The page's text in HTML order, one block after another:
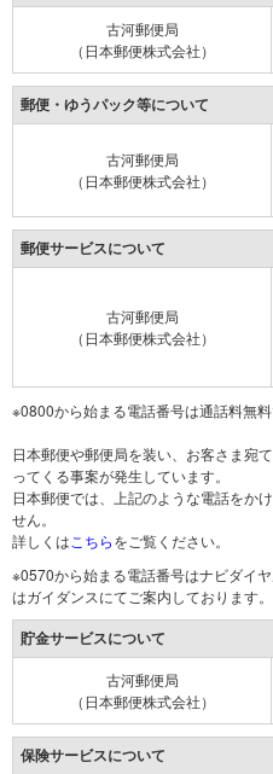
古河郵便局
（日本郵便株式会社）
郵便・ゆうパック等について
古河郵便局
（日本郵便株式会社）
郵便サービスについて
古河郵便局
（日本郵便株式会社）
※0800から始まる電話番号は通話料無料
日本郵便や郵便局を装い、お客さま宛
ってくる事案が発生しています。
日本郵便では、上記のような電話をか
せん。
詳しくは こちらをご覧ください。
※0570から始まる電話番号はナビダイ
はガイダンスにてご案内しております。
貯金サービスについて
古河郵便局
（日本郵便株式会社）
保険サービスについて